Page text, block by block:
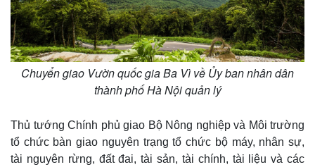
Chuyển giao Vườn quốc gia Ba Vì về Ủy ban nhân dân
thành phố Hà Nội quản lý
Thủ tướng Chính phủ giao Bộ Nông nghiệp và Môi trường
tổ chức bàn giao nguyên trạng tổ chức bộ máy, nhân sự,
tài nguyên rừng, đất đai, tài sản, tài chính, tài liệu và các